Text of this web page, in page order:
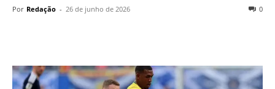
Por Redação - 26 de junho de 2026 0